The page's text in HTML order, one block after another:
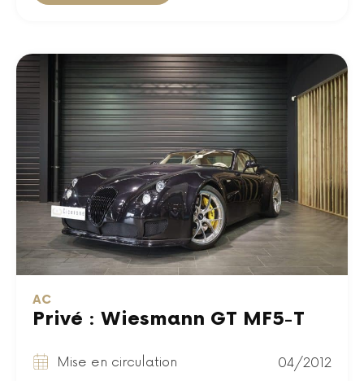
AC
Privé : Wiesmann GT MF5-T
Mise en circulation
04/2012